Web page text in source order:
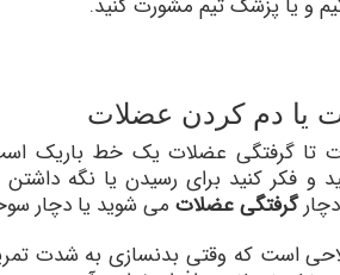
و یا پزشک تیم مشورت کنید.
یا دم کردن عضلات
تا گرفتگی عضلات یک خط باریک
و فکر کنید برای رسیدن یا نگه
گرفتگی عضلات می شوید یا دچار
است که وقتی بدنسازی به شدت